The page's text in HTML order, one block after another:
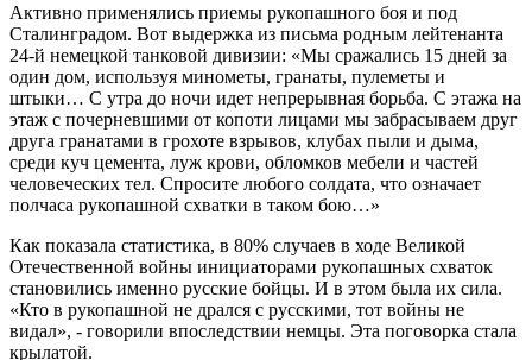
Активно применялись приемы рукопашного боя и под
Сталинградом. Вот выдержка из письма родным лейтенанта
24-й немецкой танковой дивизии: «Мы сражались 15 дней за
один дом, используя минометы, гранаты, пулеметы и
штыки… С утра до ночи идет непрерывная борьба. С этажа на
этаж с почерневшими от копоти лицами мы забрасываем друг
друга гранатами в грохоте взрывов, клубах пыли и дыма,
среди куч цемента, луж крови, обломков мебели и частей
человеческих тел. Спросите любого солдата, что означает
полчаса рукопашной схватки в таком бою…»
Как показала статистика, в 80% случаев в ходе Великой
Отечественной войны инициаторами рукопашных схваток
становились именно русские бойцы. И в этом была их сила.
«Кто в рукопашной не дрался с русскими, тот войны не
видал», - говорили впоследствии немцы. Эта поговорка стала
крылатой.